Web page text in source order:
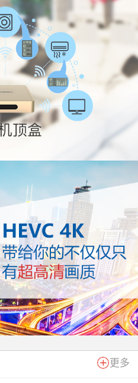
更多